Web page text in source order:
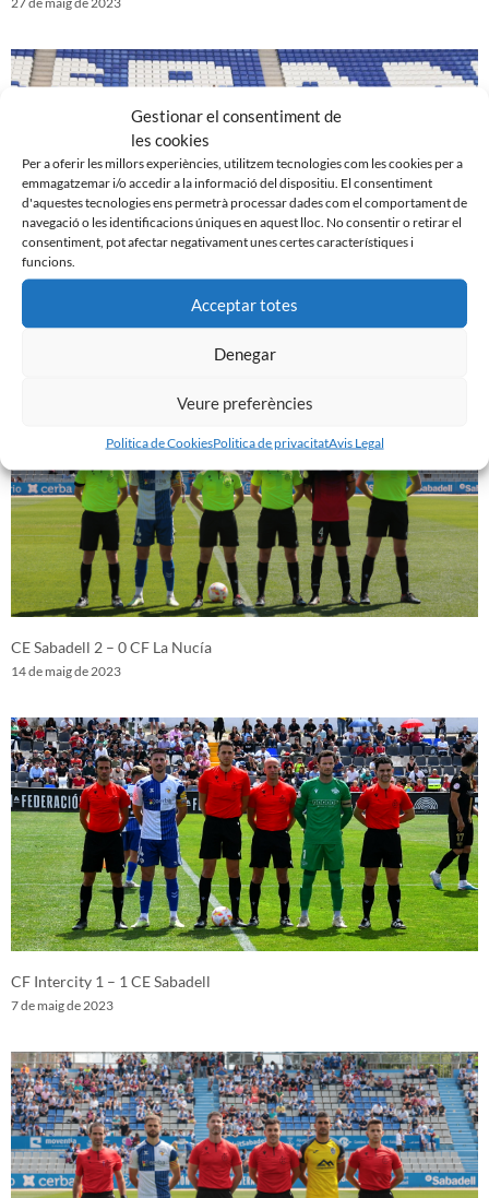
Gestionar el consentiment de
les cookies
Per a oferir les millors experiències, utilitzem tecnologies com les cookies per a
emmagatzemar i/o accedir a la informació del dispositiu. El consentiment
d'aquestes tecnologies ens permetrà processar dades com el comportament de
navegació o les identificacions úniques en aquest lloc. No consentir o retirar el
consentiment, pot afectar negativament unes certes característiques i
funcions.
Acceptar totes
Denegar
Veure preferències
Politica de CookiesPolitica de privacitatAvis Legal
UE Cornellà 1 – 0 CE Sabadell
CE Sabadell 2 – 0 CF La Nucía
14 de maig de 2023
CF Intercity 1 – 1 CE Sabadell
7 de maig de 2023